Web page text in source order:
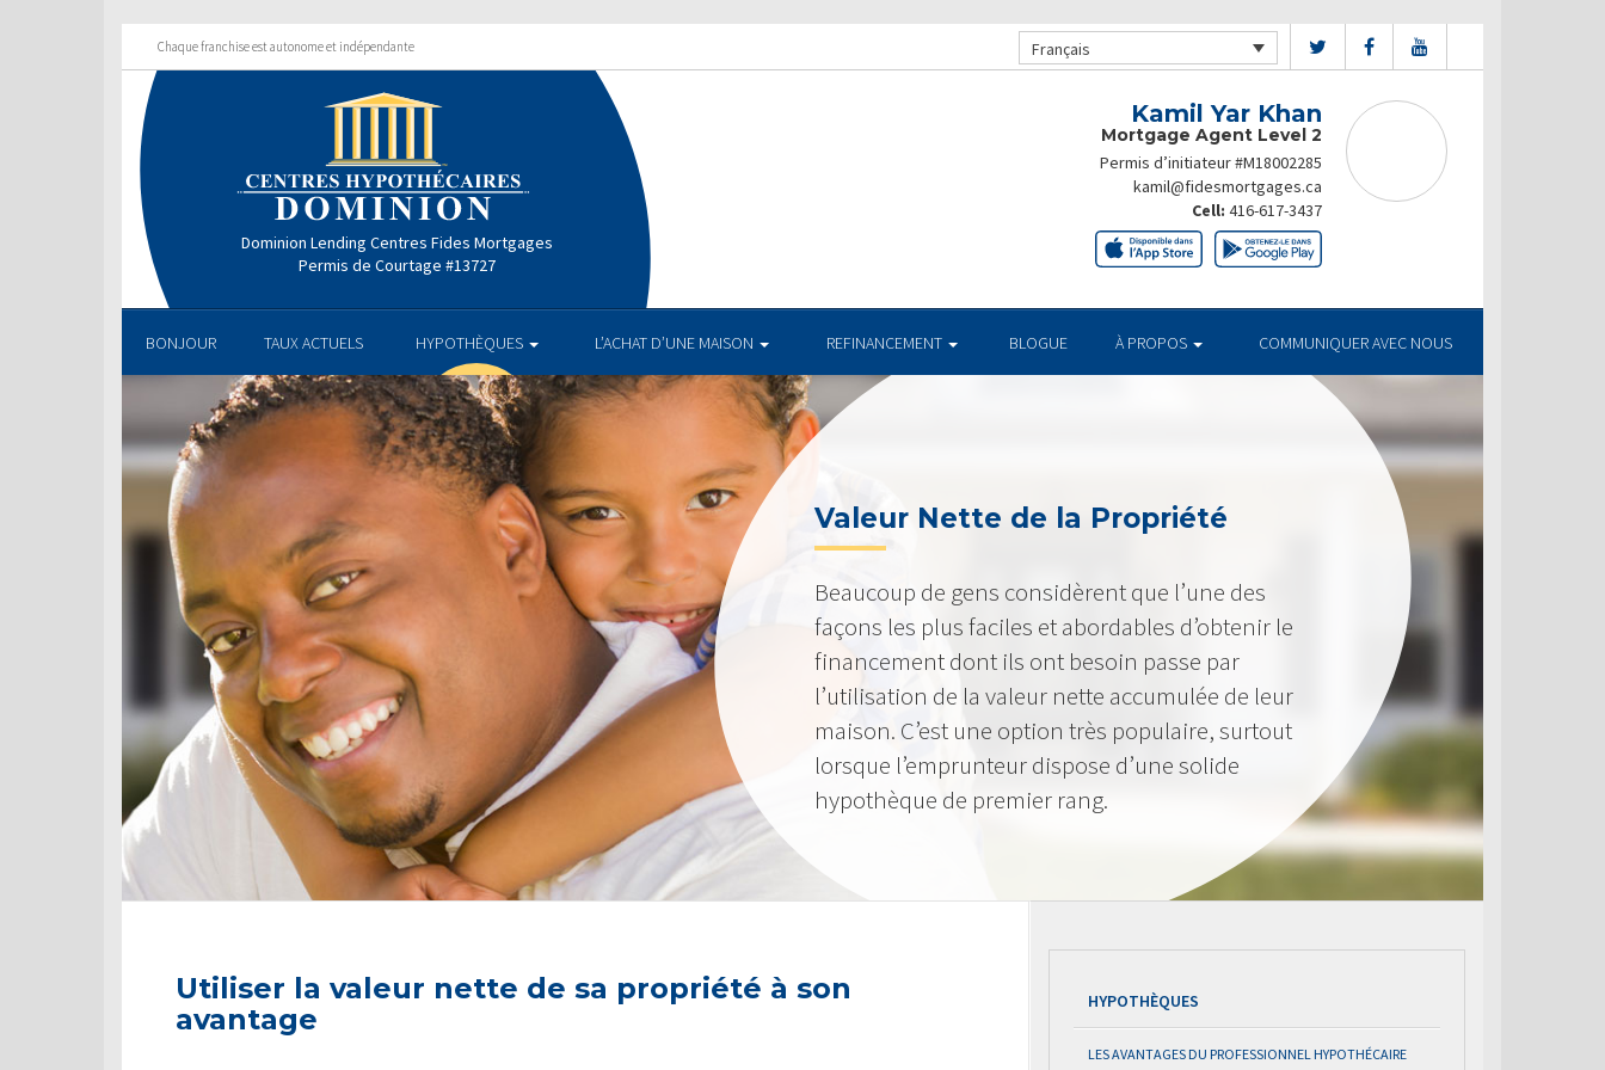
Chaque franchise est autonome et indépendante Français
Dominion Lending Centres Fides Mortgages
Permis de Courtage #13727
Kamil Yar Khan
Mortgage Agent Level 2
Permis d’initiateur #M18002285
kamil@fidesmortgages.ca
Cell: 416-617-3437
BONJOUR TAUX ACTUELS HYPOTHÈQUES L’ACHAT D’UNE MAISON REFINANCEMENT BLOGUE À PROPOS COMMUNIQUER AVEC NOUS
Valeur Nette de la Propriété
Beaucoup de gens considèrent que l’une des
façons les plus faciles et abordables d’obtenir le
financement dont ils ont besoin passe par
l’utilisation de la valeur nette accumulée de leur
maison. C’est une option très populaire, surtout
lorsque l’emprunteur dispose d’une solide
hypothèque de premier rang.
Utiliser la valeur nette de sa propriété à son
avantage
HYPOTHÈQUES
LES AVANTAGES DU PROFESSIONNEL HYPOTHÉCAIRE